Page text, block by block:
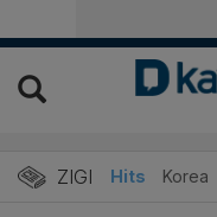
ZIGI Hits Korea